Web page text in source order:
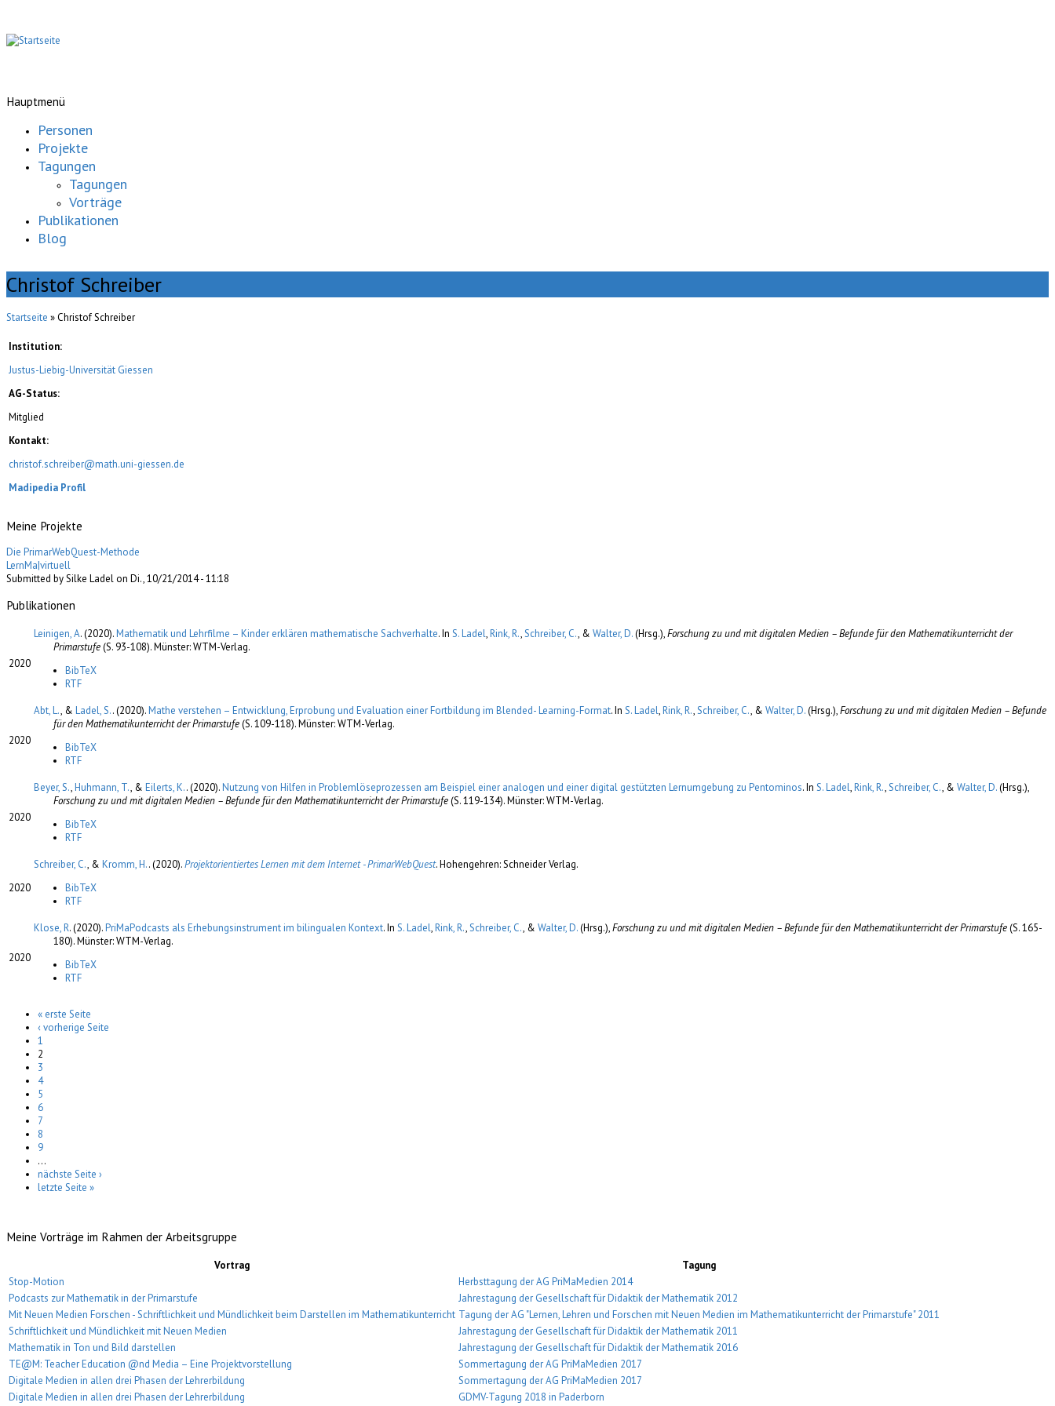
Hauptmenü
Personen
Projekte
Tagungen
Tagungen
Vorträge
Publikationen
Blog
Christof Schreiber
Startseite » Christof Schreiber
Institution:
Justus-Liebig-Universität Giessen
AG-Status:
Mitglied
Kontakt:
christof.schreiber@math.uni-giessen.de
Madipedia Profil
Meine Projekte
Die PrimarWebQuest-Methode
LernMa|virtuell
Submitted by Silke Ladel on Di., 10/21/2014 - 11:18
Publikationen
2020
Leinigen, A. (2020).Mathematik und Lehrfilme – Kinder erklären mathematische Sachverhalte. In S. Ladel,Rink, R.,Schreiber, C., & Walter, D.(Hrsg.),Forschung zu und mit digitalen Medien – Befunde für den Mathematikunterricht der
Primarstufe(S. 93-108). Münster: WTM-Verlag.
BibTeX
RTF
2020
Abt, L., & Ladel, S.. (2020).Mathe verstehen – Entwicklung, Erprobung und Evaluation einer Fortbildung im Blended- Learning-Format. In S. Ladel,Rink, R.,Schreiber, C., & Walter, D.(Hrsg.),Forschung zu und mit digitalen Medien – Befunde
für den Mathematikunterricht der Primarstufe(S. 109-118). Münster: WTM-Verlag.
BibTeX
RTF
2020
Beyer, S.,Huhmann, T., & Eilerts, K.. (2020).Nutzung von Hilfen in Problemlöseprozessen am Beispiel einer analogen und einer digital gestützten Lernumgebung zu Pentominos. In S. Ladel,Rink, R.,Schreiber, C., & Walter, D.(Hrsg.),
Forschung zu und mit digitalen Medien – Befunde für den Mathematikunterricht der Primarstufe(S. 119-134). Münster: WTM-Verlag.
BibTeX
RTF
2020
Schreiber, C., & Kromm, H.. (2020).Projektorientiertes Lernen mit dem Internet - PrimarWebQuest. Hohengehren: Schneider Verlag.
BibTeX
RTF
2020
Klose, R. (2020).PriMaPodcasts als Erhebungsinstrument im bilingualen Kontext. In S. Ladel,Rink, R.,Schreiber, C., & Walter, D.(Hrsg.),Forschung zu und mit digitalen Medien – Befunde für den Mathematikunterricht der Primarstufe(S. 165-
180). Münster: WTM-Verlag.
BibTeX
RTF
Seiten« erste Seite
‹ vorherige Seite
1
2
3
4
5
6
7
8
9
…
nächste Seite ›
letzte Seite »
Meine Vorträge im Rahmen der Arbeitsgruppe
Vortrag
Tagung
Stop-Motion
Herbsttagung der AG PriMaMedien 2014
Podcasts zur Mathematik in der Primarstufe
Jahrestagung der Gesellschaft für Didaktik der Mathematik 2012
Mit Neuen Medien Forschen - Schriftlichkeit und Mündlichkeit beim Darstellen im Mathematikunterricht Tagung der AG "Lernen, Lehren und Forschen mit Neuen Medien im Mathematikunterricht der Primarstufe" 2011
Schriftlichkeit und Mündlichkeit mit Neuen Medien
Jahrestagung der Gesellschaft für Didaktik der Mathematik 2011
Mathematik in Ton und Bild darstellen
Jahrestagung der Gesellschaft für Didaktik der Mathematik 2016
TE@M: Teacher Education @nd Media – Eine Projektvorstellung
Sommertagung der AG PriMaMedien 2017
Digitale Medien in allen drei Phasen der Lehrerbildung
Sommertagung der AG PriMaMedien 2017
Digitale Medien in allen drei Phasen der Lehrerbildung
GDMV-Tagung 2018 in Paderborn